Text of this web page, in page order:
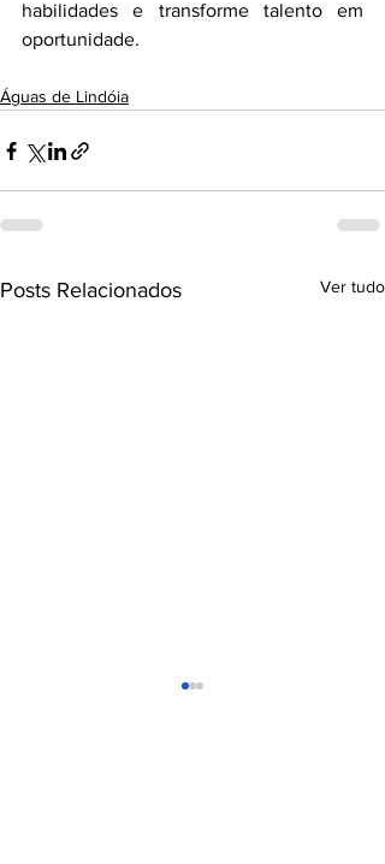
habilidades e transforme talento em
oportunidade.
Águas de Lindóia
Posts Relacionados Ver tudo